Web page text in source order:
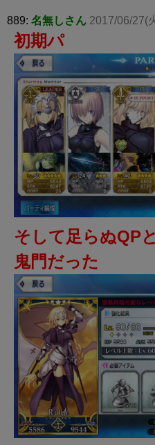
889: 名無しさん 2017/06/27(
初期パ
そして足らぬQP
鬼門だった